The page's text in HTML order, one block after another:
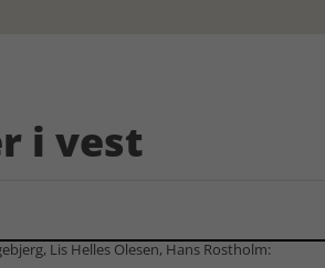
i vest
Lis Helles Olesen, Hans Rostholm: